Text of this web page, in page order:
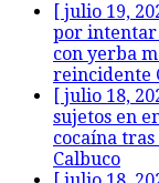
[ julio 19,
por intentar
con yerba
reincidente
[ julio 18,
sujetos en
cocaína
Calbuco